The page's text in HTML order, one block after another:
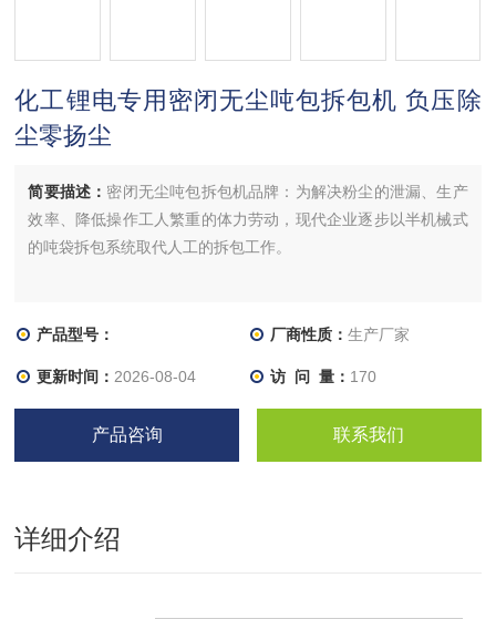
化工锂电专用密闭无尘吨包拆包机 负压除
尘零扬尘
简要描述： 密闭无尘吨包拆包机品牌：为解决粉尘的泄漏、生产
效率、降低操作工人繁重的体力劳动，现代企业逐步以半机械式
的吨袋拆包系统取代人工的拆包工作。
产品型号： 厂商性质： 生产厂家
更新时间： 2026-08-04 访 问 量： 170
产品咨询 联系我们
详细介绍